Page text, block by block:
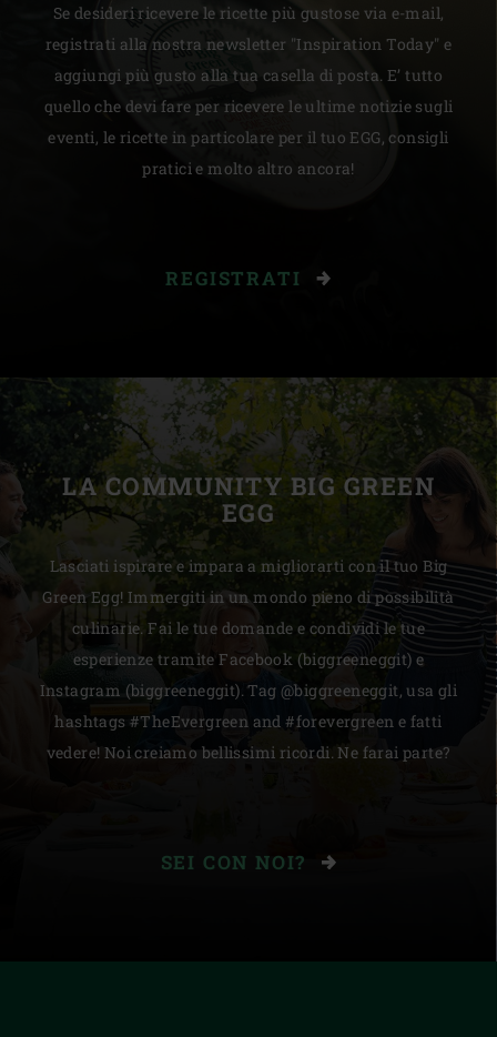
Se desideri ricevere le ricette più gustose via e-mail,
registrati alla nostra newsletter "Inspiration Today" e
aggiungi più gusto alla tua casella di posta. E’ tutto
quello che devi fare per ricevere le ultime notizie sugli
eventi, le ricette in particolare per il tuo EGG, consigli
pratici e molto altro ancora!
REGISTRATI
LA COMMUNITY BIG GREEN
EGG
Lasciati ispirare e impara a migliorarti con il tuo Big
Green Egg! Immergiti in un mondo pieno di possibilità
culinarie. Fai le tue domande e condividi le tue
esperienze tramite Facebook (biggreeneggit) e
Instagram (biggreeneggit). Tag @biggreeneggit, usa gli
hashtags #TheEvergreen and #forevergreen e fatti
vedere! Noi creiamo bellissimi ricordi. Ne farai parte?
SEI CON NOI?